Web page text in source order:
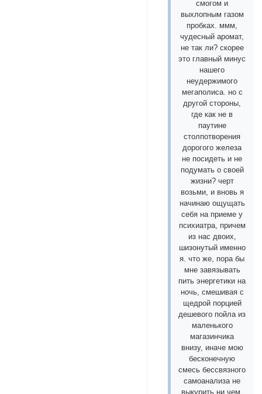
смогом и
выхлопным газом
пробках. ммм,
чудесный аромат,
не так ли? скорее
это главный минус
нашего
неудержимого
мегаполиса. но с
другой стороны,
где как не в
паутине
столпотворения
дорогого железа
не посидеть и не
подумать о своей
жизни? черт
возьми, и вновь я
начинаю ощущать
себя на приеме у
психиатра, причем
из нас двоих,
шизонутый именно
я. что же, пора бы
мне завязывать
пить энергетики на
ночь, смешивая с
щедрой порцией
дешевого пойла из
маленького
магазинчика
внизу, иначе мою
бесконечную
смесь бессвязного
самоанализа не
выкурить ни чем.